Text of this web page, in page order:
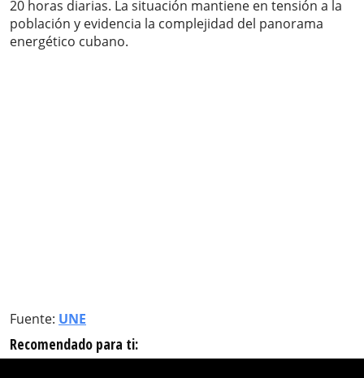
20 horas diarias. La situación mantiene en tensión a la
población y evidencia la complejidad del panorama
energético cubano.
Fuente: UNE
Recomendado para ti: